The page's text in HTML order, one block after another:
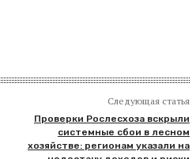
Следующая статья
Проверки Рослесхоза вскрыли
системные сбои в лесном
хозяйстве: регионам указали на